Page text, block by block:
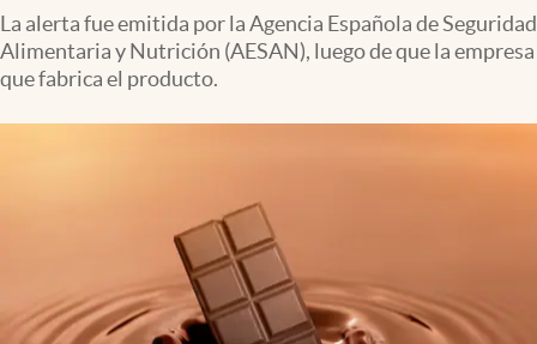
La alerta fue emitida por la Agencia Española de Seguridad
Alimentaria y Nutrición (AESAN), luego de que la empresa
que fabrica el producto.